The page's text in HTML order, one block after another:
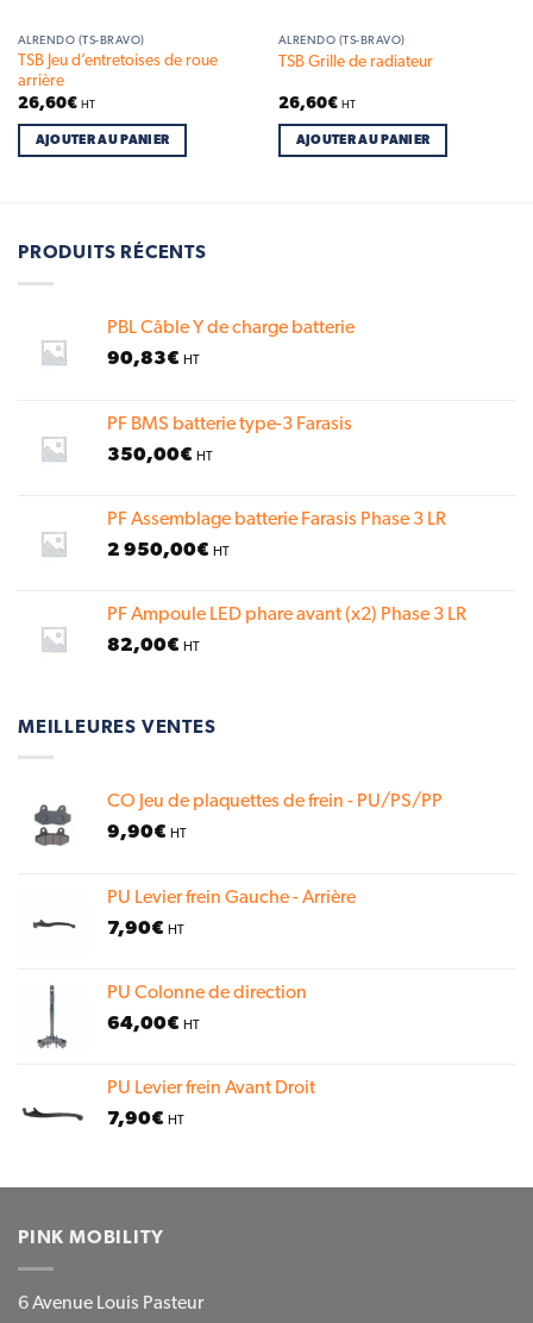
ALRENDO (TS-BRAVO)
TSB Jeu d’entretoises de roue
arrière
26,60€ HT
AJOUTER AU PANIER
ALRENDO (TS-BRAVO)
TSB Grille de radiateur
26,60€ HT
AJOUTER AU PANIER
PRODUITS RÉCENTS
PBL Câble Y de charge batterie
90,83€ HT
PF BMS batterie type-3 Farasis
350,00€ HT
PF Assemblage batterie Farasis Phase 3 LR
2 950,00€ HT
PF Ampoule LED phare avant (x2) Phase 3 LR
82,00€ HT
MEILLEURES VENTES
CO Jeu de plaquettes de frein - PU/PS/PP
9,90€ HT
PU Levier frein Gauche - Arrière
7,90€ HT
PU Colonne de direction
64,00€ HT
PU Levier frein Avant Droit
7,90€ HT
PINK MOBILITY
6 Avenue Louis Pasteur